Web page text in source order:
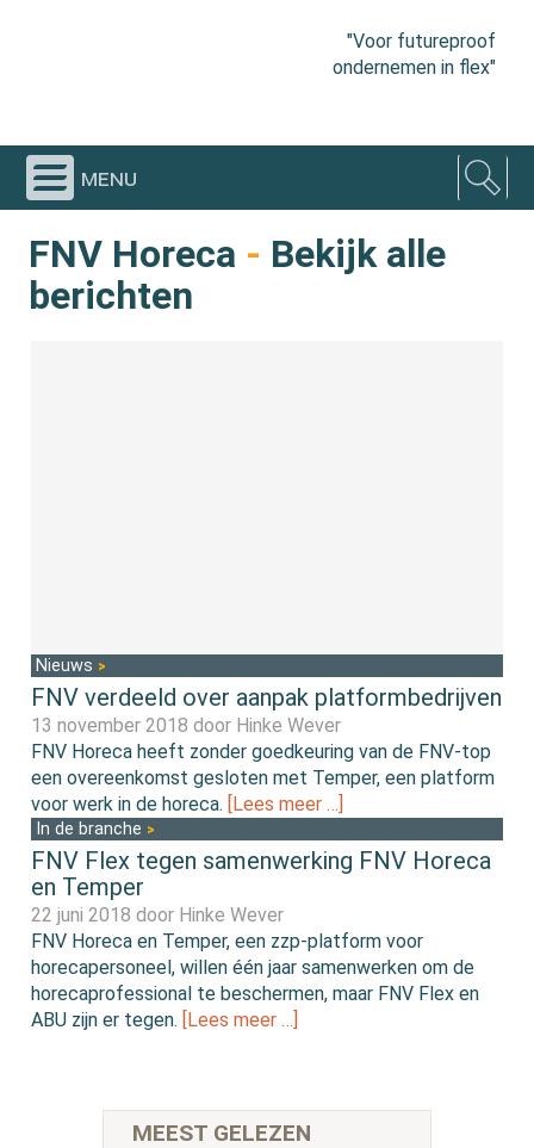
"Voor futureproof
ondernemen in flex"
menu
FNV Horeca - Bekijk alle
berichten
Nieuws
FNV verdeeld over aanpak platformbedrijven
13 november 2018 door Hinke Wever
FNV Horeca heeft zonder goedkeuring van de FNV-top
een overeenkomst gesloten met Temper, een platform
voor werk in de horeca.
[Lees meer …]
In de branche
FNV Flex tegen samenwerking FNV Horeca
en Temper
22 juni 2018 door Hinke Wever
FNV Horeca en Temper, een zzp-platform voor
horecapersoneel, willen één jaar samenwerken om de
horecaprofessional te beschermen, maar FNV Flex en
ABU zijn er tegen.
[Lees meer …]
MEEST GELEZEN